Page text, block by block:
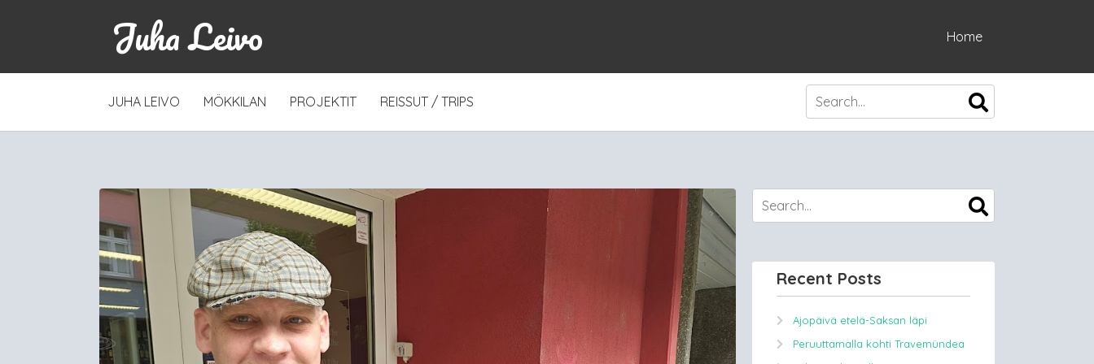
Juha Leivo Home
SKIP
CONTENT
JUHA LEIVO MÖKKILAN PROJEKTIT REISSUT / TRIPS
Recent Posts
Ajopäivä etelä-Saksan läpi
Peruuttamalla kohti Travemündea